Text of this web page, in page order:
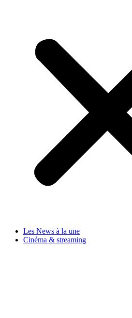
Les News à la une
Cinéma & streaming